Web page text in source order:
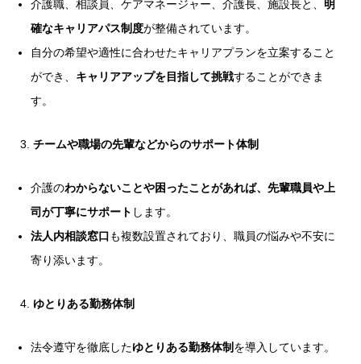
介護職、相談員、ケアマネージャー、介護長、施設長と、 明
確なキャリアパス制度が整備されています。
自分の希望や適性に合わせたキャリアプランを立案すること
ができ、 キャリアアップを目指して挑戦することができま
す。
チームや職場の先輩などからのサポート体制
介護のわからないことや困ったことがあれば、先輩職員や上
司が丁寧にサポート します。
法人内相談窓口 も複数設置されており、職員の悩みや不安に
寄り添います。
ゆとりある勤務体制
法令遵守を徹底したゆとりある勤務体制 を導入しています。